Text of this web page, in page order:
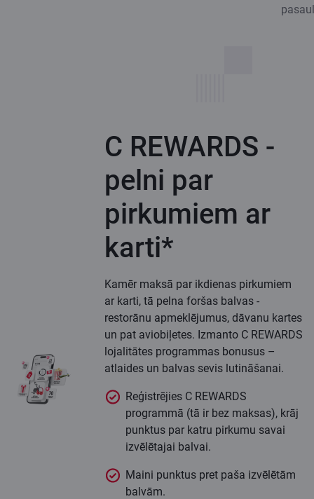
C REWARDS -
pelni par
pirkumiem ar
karti*
Kamēr maksā par ikdienas pirkumiem
ar karti, tā pelna foršas balvas -
restorānu apmeklējumus, dāvanu kartes
un pat aviobiļetes. Izmanto C REWARDS
lojalitātes programmas bonusus –
atlaides un balvas sevis lutināšanai.
Reģistrējies C REWARDS
programmā (tā ir bez maksas), krāj
punktus par katru pirkumu savai
izvēlētajai balvai.
Maini punktus pret paša izvēlētām
balvām.